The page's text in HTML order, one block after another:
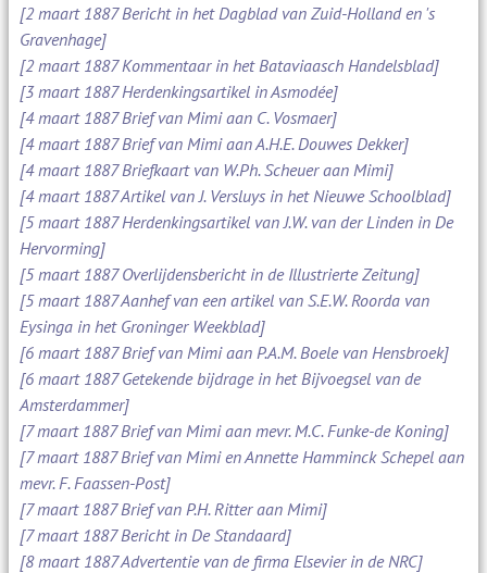
[2 maart 1887 Bericht in het Dagblad van Zuid-Holland en 's
Gravenhage]
[2 maart 1887 Kommentaar in het Bataviaasch Handelsblad]
[3 maart 1887 Herdenkingsartikel in Asmodée]
[4 maart 1887 Brief van Mimi aan C. Vosmaer]
[4 maart 1887 Brief van Mimi aan A.H.E. Douwes Dekker]
[4 maart 1887 Briefkaart van W.Ph. Scheuer aan Mimi]
[4 maart 1887 Artikel van J. Versluys in het Nieuwe Schoolblad]
[5 maart 1887 Herdenkingsartikel van J.W. van der Linden in De
Hervorming]
[5 maart 1887 Overlijdensbericht in de Illustrierte Zeitung]
[5 maart 1887 Aanhef van een artikel van S.E.W. Roorda van
Eysinga in het Groninger Weekblad]
[6 maart 1887 Brief van Mimi aan P.A.M. Boele van Hensbroek]
[6 maart 1887 Getekende bijdrage in het Bijvoegsel van de
Amsterdammer]
[7 maart 1887 Brief van Mimi aan mevr. M.C. Funke-de Koning]
[7 maart 1887 Brief van Mimi en Annette Hamminck Schepel aan
mevr. F. Faassen-Post]
[7 maart 1887 Brief van P.H. Ritter aan Mimi]
[7 maart 1887 Bericht in De Standaard]
[8 maart 1887 Advertentie van de firma Elsevier in de NRC]